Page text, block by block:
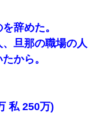
辞めた。
旦那の職場の人
から。
私 250万)